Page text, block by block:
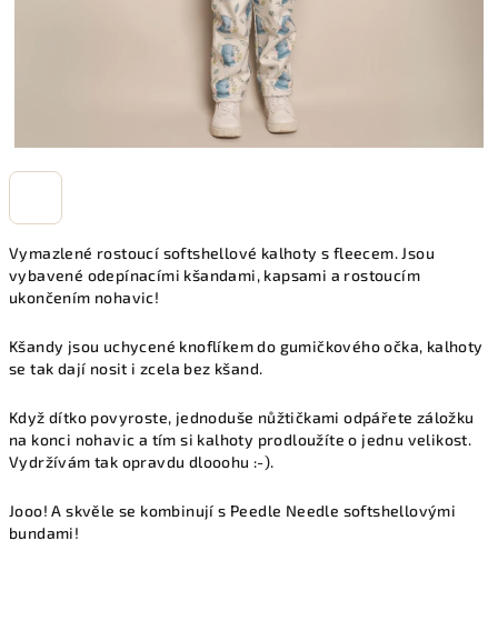
Vymazlené rostoucí softshellové kalhoty s fleecem. Jsou
vybavené odepínacími kšandami, kapsami a rostoucím
ukončením nohavic!
Kšandy jsou uchycené knoflíkem do gumičkového očka, kalhoty
se tak dají nosit i zcela bez kšand.
Když dítko povyroste, jednoduše nůžtičkami odpářete záložku
na konci nohavic a tím si kalhoty prodloužíte o jednu velikost.
Vydržívám tak opravdu dlooohu :-).
Jooo! A skvěle se kombinují s Peedle Needle softshellovými
bundami!